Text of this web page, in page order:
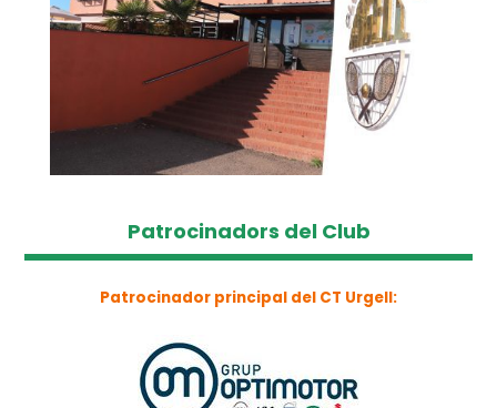
Patrocinadors del Club
Patrocinador principal del CT Urgell: